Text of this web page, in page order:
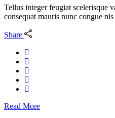
Tellus integer feugiat scelerisque
consequat mauris nunc congue nis
Share
Read More